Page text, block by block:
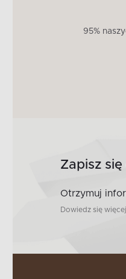
95%
Zapisz
Otrzymuj
Dowiedz się